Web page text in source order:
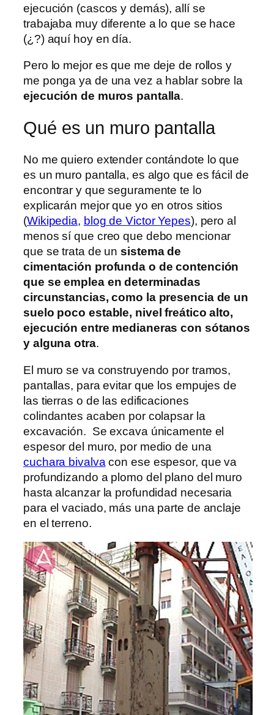
ejecución (cascos y demás), allí se
trabajaba muy diferente a lo que se hace
(¿?) aquí hoy en día.
Pero lo mejor es que me deje de rollos y
me ponga ya de una vez a hablar sobre la
ejecución de muros pantalla.
Qué es un muro pantalla
No me quiero extender contándote lo que
es un muro pantalla, es algo que es fácil de
encontrar y que seguramente te lo
explicarán mejor que yo en otros sitios
(Wikipedia, blog de Victor Yepes), pero al
menos sí que creo que debo mencionar
que se trata de unsistema de
cimentación profunda o de contención
que se emplea en determinadas
circunstancias, como la presencia de un
suelo poco estable, nivel freático alto,
ejecución entre medianeras con sótanos
y alguna otra.
El muro se va construyendo por tramos,
pantallas, para evitar que los empujes de
las tierras o de las edificaciones
colindantes acaben por colapsar la
excavación. Se excava únicamente el
espesor del muro, por medio de una
cuchara bivalva con ese espesor, que va
profundizando a plomo del plano del muro
hasta alcanzar la profundidad necesaria
para el vaciado, más una parte de anclaje
en el terreno.